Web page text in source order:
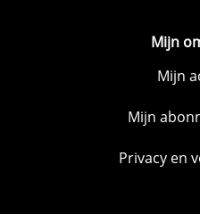
Mijn
Mijn
Mijn
Privacy en